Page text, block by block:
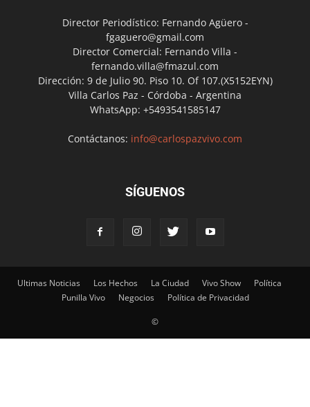
Director Periodístico: Fernando Agüero -
fgaguero@gmail.com
Director Comercial: Fernando Villa -
fernando.villa@fmazul.com
Dirección: 9 de Julio 90. Piso 10. Of 107.(X5152EYN)
Villa Carlos Paz - Córdoba - Argentina
WhatsApp: +5493541585147
Contáctanos: info@carlospazvivo.com
SÍGUENOS
Ultimas Noticias Los Hechos La Ciudad Vivo Show
Política
Punilla Vivo
Negocios Política de Privacidad
©